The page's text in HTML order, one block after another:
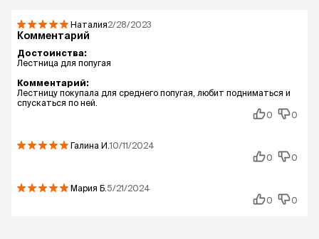
Наталия2/28/2023
Комментарий
Достоинства:
Лестница для попугая
Комментарий:
Лестницу покупала для среднего попугая, любит подниматься и
спускаться по ней.
0
0
Галина И.10/11/2024
0
0
Мария Б. 5/21/2024
0
0